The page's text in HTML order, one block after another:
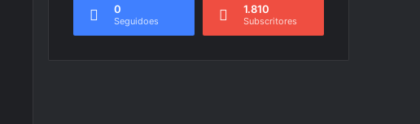
0
Seguidoes
1.810
Subscritores